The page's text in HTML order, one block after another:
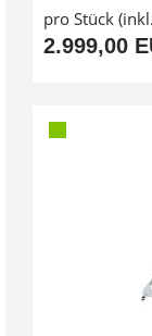
pro Stück
2.999,00